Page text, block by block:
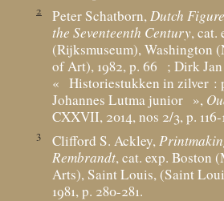
2 Peter Schatborn,Dutch
the Seventeenth Century, cat.
(Rijksmuseum), Washington
of Art), 1982, p. 66
; Dirk
« Historiestukken in zilver :
Johannes Lutma junior »,
CXXVII, 2014, nos 2/3, p. 116-
3 Clifford S. Ackley,
Rembrandt, cat. exp. Boston
Arts), Saint Louis, (Saint
1981, p. 280-281.